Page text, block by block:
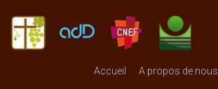
Accueil A propos de nous